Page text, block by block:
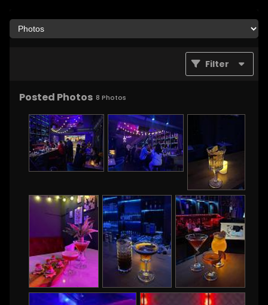
Filter
Posted Photos 8 Photos